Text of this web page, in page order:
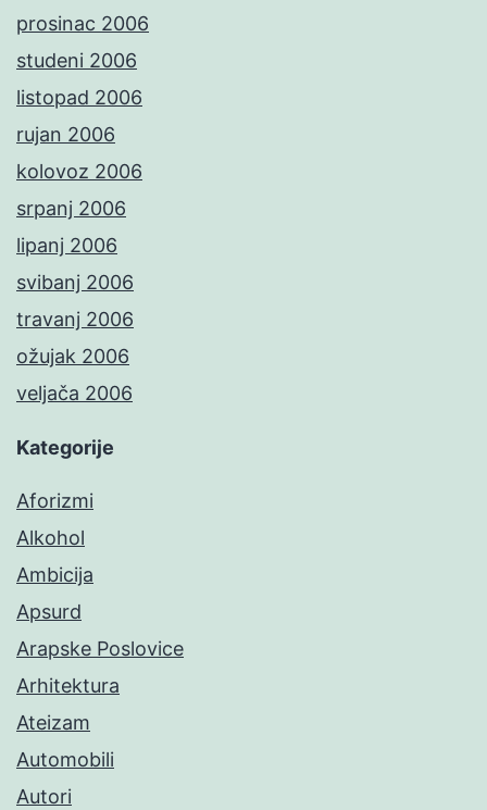
prosinac 2006
studeni 2006
listopad 2006
rujan 2006
kolovoz 2006
srpanj 2006
lipanj 2006
svibanj 2006
travanj 2006
ožujak 2006
veljača 2006
Kategorije
Aforizmi
Alkohol
Ambicija
Apsurd
Arapske Poslovice
Arhitektura
Ateizam
Automobili
Autori